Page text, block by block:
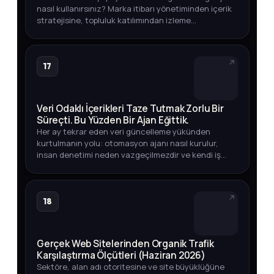
nasıl kullanırsınız? Marka itibarı yönetiminden içerik
stratejisine, topluluk katılımından izleme
17
Veri Odaklı İçerikleri Taze Tutmak Zorlu Bir
Süreçti. Bu Yüzden Bir Ajan Eğittik.
Her ay tekrar eden veri güncelleme yükünden
kurtulmanın yolu: otomasyon ajanı nasıl kurulur,
insan denetimi neden vazgeçilmezdir ve kendi iş
18
Gerçek Web Sitelerinden Organik Trafik
Karşılaştırma Ölçütleri (Haziran 2026)
Sektöre, alan adı otoritesine ve site büyüklüğüne